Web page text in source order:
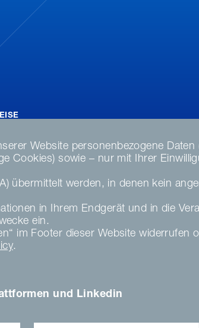
Website personenbezogene
Cookies) sowie – nur mit Ihrer
übermittelt werden, in denen kein
in Ihrem Endgerät und in die
ein.
im Footer dieser Website widerrufen
.
und Linkedin